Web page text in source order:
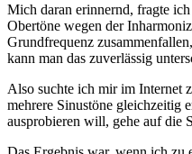
Mich daran erinnernd, fragte
Obertöne wegen der
Grundfrequenz
kann man das zuverlässig
Also suchte ich mir im Internet
mehrere Sinustöne gleichzeitig
ausprobieren will, gehe auf die